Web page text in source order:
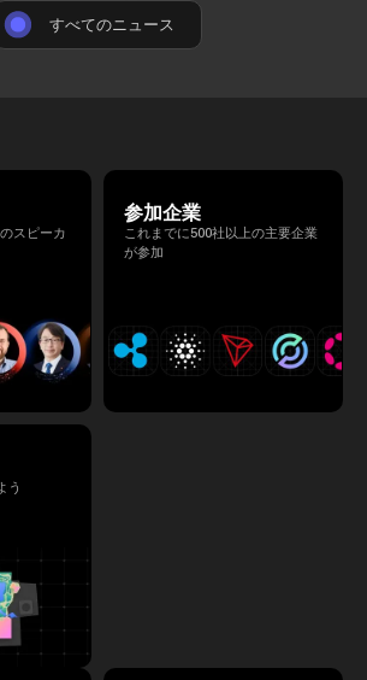
すべてのニュース
スピーカ
参加企業
これまでに500社以上の主要企業
が参加
う